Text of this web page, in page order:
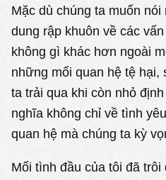
Mặc dù chúng ta muốn
dung rập khuôn về các
không gì khác hơn ngoài
những mối quan hệ tệ
ta trải qua khi còn nhỏ
nghĩa không chỉ về tình
quan hệ mà chúng ta kỳ
Mối tình đầu của tôi đã